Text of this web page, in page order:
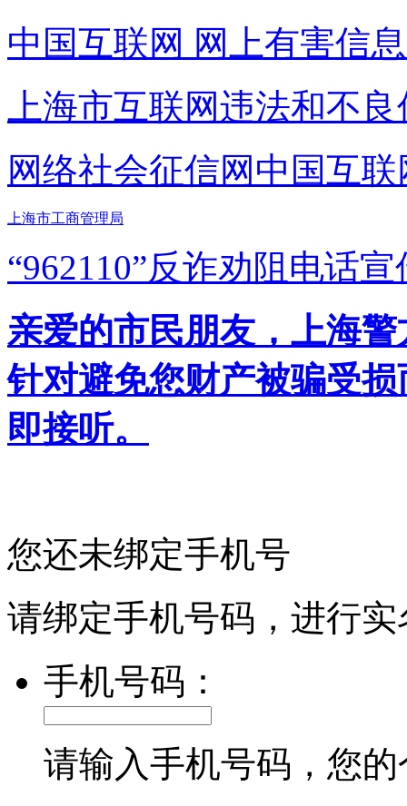
中国互联网 网上有害信
上海市互联网违法和不
网络社会征信网 中国互
上海市工商管理局
“962110”反诈劝阻电话宣
亲爱的市民朋友，上海
针对避免您财产被骗受
即接听。
您还未绑定手机号
请绑定手机号码，进行
手机号码：
请输入手机号码，您